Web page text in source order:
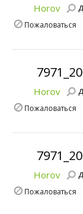
Horov
Пожаловаться
Horov
Пожаловаться
Horov
Пожаловаться